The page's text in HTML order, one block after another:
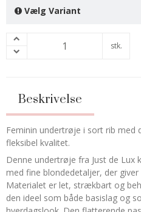
Vælg Variant
stk.
Beskrivelse
Feminin undertrøje i sort rib med
fleksibel kvalitet.
Denne undertrøje fra Just de Lux
med fine blondedetaljer, der
Materialet er let, strækbart og
den ideel som både basislag og